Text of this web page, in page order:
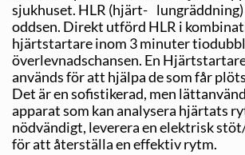
sjukhuset. HLR (hjärt-
oddsen. Direkt utförd HLR i
hjärtstartare inom 3 minuter
överlevnadschansen. En
används för att hjälpa de som får
Det är en sofistikerad, men
apparat som kan analysera hjärtats
nödvändigt, leverera en elektrisk
för att återställa en effektiv rytm.